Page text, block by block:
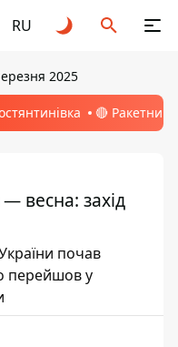
RU
2025
🔴 Ракетний
весна: захід
почав
перейшов у